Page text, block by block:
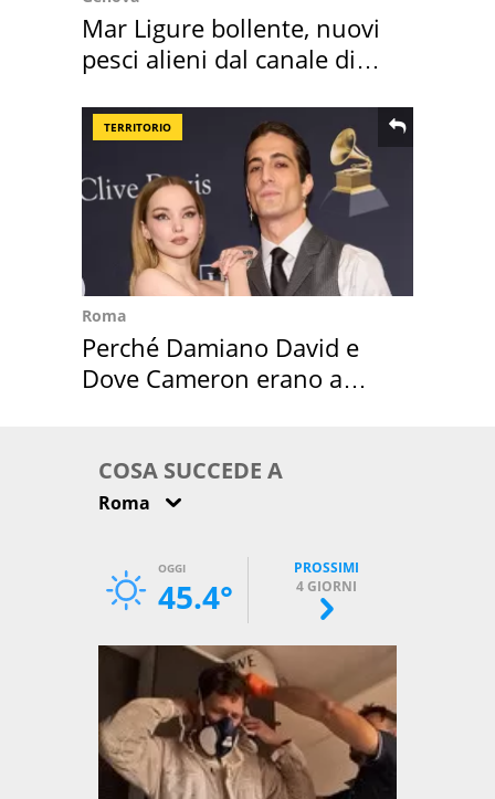
Mar Ligure bollente, nuovi
pesci alieni dal canale di
TERRITORIO
Roma
Perché Damiano David e
Dove Cameron erano a